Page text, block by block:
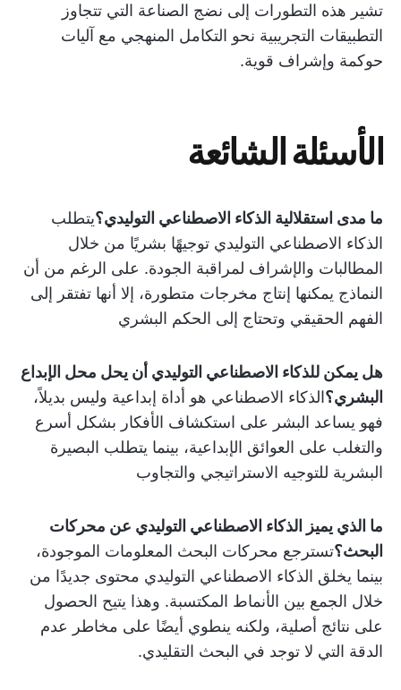
تشير هذه التطورات إلى نضج الصناعة التي تتجاوز
التطبيقات التجريبية نحو التكامل المنهجي مع آليات
حوكمة وإشراف قوية.
الأسئلة الشائعة
ما مدى استقلالية الذكاء الاصطناعي التوليدي؟يتطلب
الذكاء الاصطناعي التوليدي توجيهًا بشريًا من خلال
المطالبات والإشراف لمراقبة الجودة. على الرغم من أن
النماذج يمكنها إنتاج مخرجات متطورة، إلا أنها تفتقر إلى
الفهم الحقيقي وتحتاج إلى الحكم البشري
هل يمكن للذكاء الاصطناعي التوليدي أن يحل محل الإبداع
البشري؟الذكاء الاصطناعي هو أداة إبداعية وليس بديلاً،
فهو يساعد البشر على استكشاف الأفكار بشكل أسرع
والتغلب على العوائق الإبداعية، بينما يتطلب البصيرة
البشرية للتوجيه الاستراتيجي والتجاوب
ما الذي يميز الذكاء الاصطناعي التوليدي عن محركات
البحث؟تسترجع محركات البحث المعلومات الموجودة،
بينما يخلق الذكاء الاصطناعي التوليدي محتوى جديدًا من
خلال الجمع بين الأنماط المكتسبة. وهذا يتيح الحصول
على نتائج أصلية، ولكنه ينطوي أيضًا على مخاطر عدم
الدقة التي لا توجد في البحث التقليدي.